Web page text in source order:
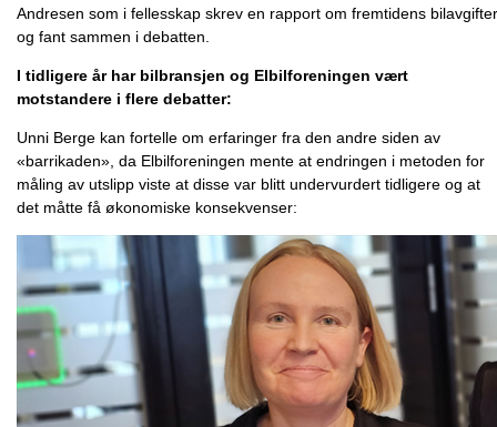
Andresen som i fellesskap skrev en rapport om fremtidens
og fant sammen i debatten.
I tidligere år har bilbransjen og Elbilforeningen vært
motstandere i flere debatter:
Unni Berge kan fortelle om erfaringer fra den andre siden av
«barrikaden», da Elbilforeningen mente at endringen i metoden for
måling av utslipp viste at disse var blitt undervurdert tidligere og at
det måtte få økonomiske konsekvenser: